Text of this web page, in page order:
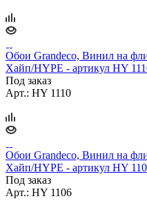
Обои Grandeco, Винил на
Хайп/HYPE - артикул HY
Под заказ
Арт.: HY 1110
Обои Grandeco, Винил на
Хайп/HYPE - артикул HY
Под заказ
Арт.: HY 1106